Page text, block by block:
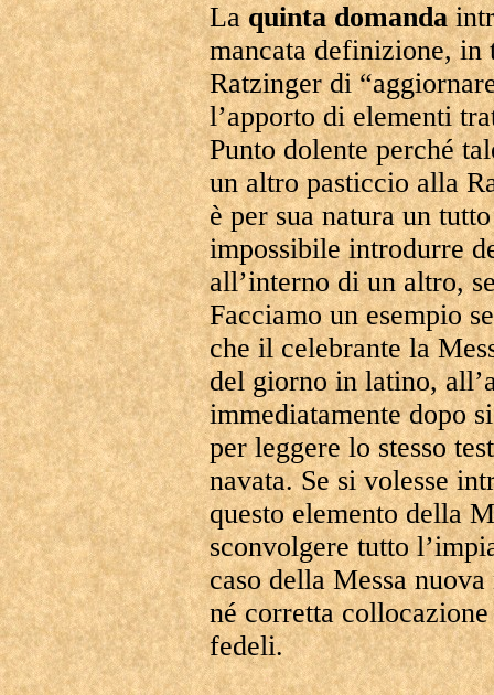
Laquinta domanda
mancata definizione, in
Ratzinger di
l’apporto di elementi
Punto dolente perché
un altro pasticcio alla
è per sua natura un
impossibile introdurre
all’interno di un altro,
Facciamo un esempio
che il celebrante la
del giorno in latino,
immediatamente dopo
per leggere lo stesso
navata. Se si volesse
questo elemento della
sconvolgere tutto
caso della Messa
né corretta
fedeli.